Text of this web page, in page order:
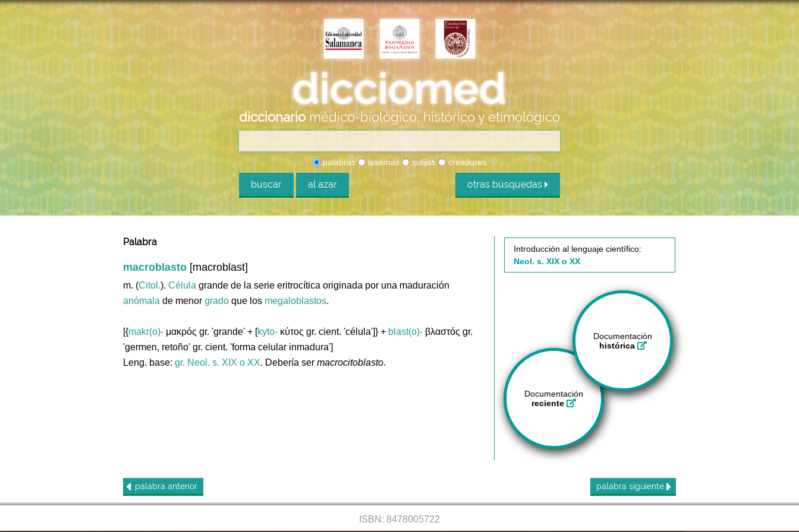
diccionario médico-biológico, histórico y etimológico
palabras lexemas sufijos creadores
buscar al azar otras búsquedas
Palabra
macroblasto [macroblast]
m. (Citol.). Célula grande de la serie eritrocítica originada por una maduración
anómala de menor grado que los megaloblastos.
[{makr(o)- μακρός gr. 'grande' + [kyto- κύτος gr. cient. 'célula']} + blast(o)- βλαστός gr.
'germen, retoño' gr. cient. 'forma celular inmadura']
Leng. base: gr. Neol. s. XIX o XX. Debería ser macrocitoblasto.
Introducción al lenguaje científico:
Neol. s. XIX o XX
Documentación
histórica
Documentación
reciente
palabra anterior palabra siguiente
ISBN: 8478005722